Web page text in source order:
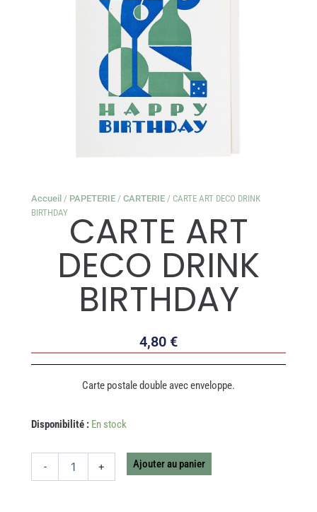
Accueil / PAPETERIE /CARTERIE / CARTE ART DECO DRINK
BIRTHDAY CARTE ART
DECO DRINK
BIRTHDAY
4,80 €
Carte postale double avec enveloppe.
Disponibilité : En stock
-
quantité
+ Ajouter au panier